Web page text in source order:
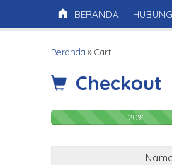
BERANDA
Beranda »Cart
Checkout
20%